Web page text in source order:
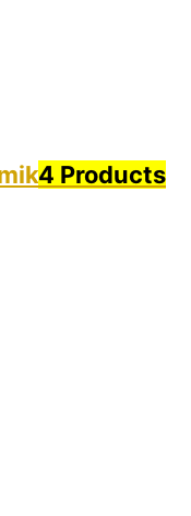
4 Products